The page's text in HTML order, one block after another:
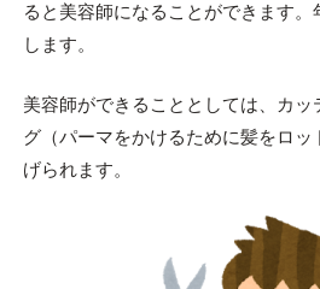
ると美容師になることができます
します。
美容師ができることとしては、カ
グ（パーマをかけるために髪をロ
げられます。